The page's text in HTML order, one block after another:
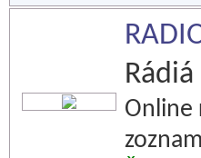
Rádiá
Online